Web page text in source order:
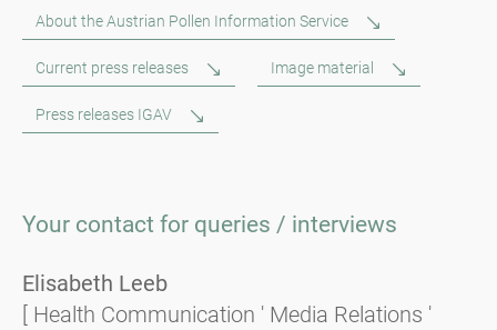
About the Austrian Pollen Information Service
Current press releases Image material
Press releases IGAV
Your contact for queries / interviews
Elisabeth Leeb
[ Health Communication ' Media Relations '